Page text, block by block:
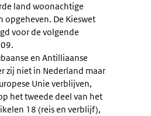
land woonachtige
opgeheven. De Kieswet
voor de volgende
en Antilliaanse
zij niet in Nederland maar
Unie verblijven,
het tweede deel van het
18 (reis en verblijf),